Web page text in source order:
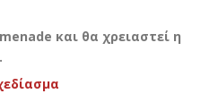
και θα χρειαστεί η